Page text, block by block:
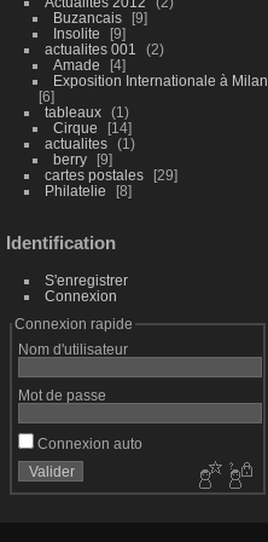
Buzancais
9
Insolite
9
actualites 001
2
Amade
4
Exposition Internationale à Milan
6
tableaux
1
Cirque
14
actualites
1
berry
9
cartes postales
29
Philatelie
8
Identification
S'enregistrer
Connexion
Connexion rapide
Nom d'utilisateur
Mot de passe
Connexion auto